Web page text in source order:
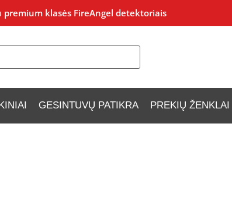
klasės FireAngel detektoriais
GESINTUVŲ PATIKRA PREKIŲ ŽENKLAI